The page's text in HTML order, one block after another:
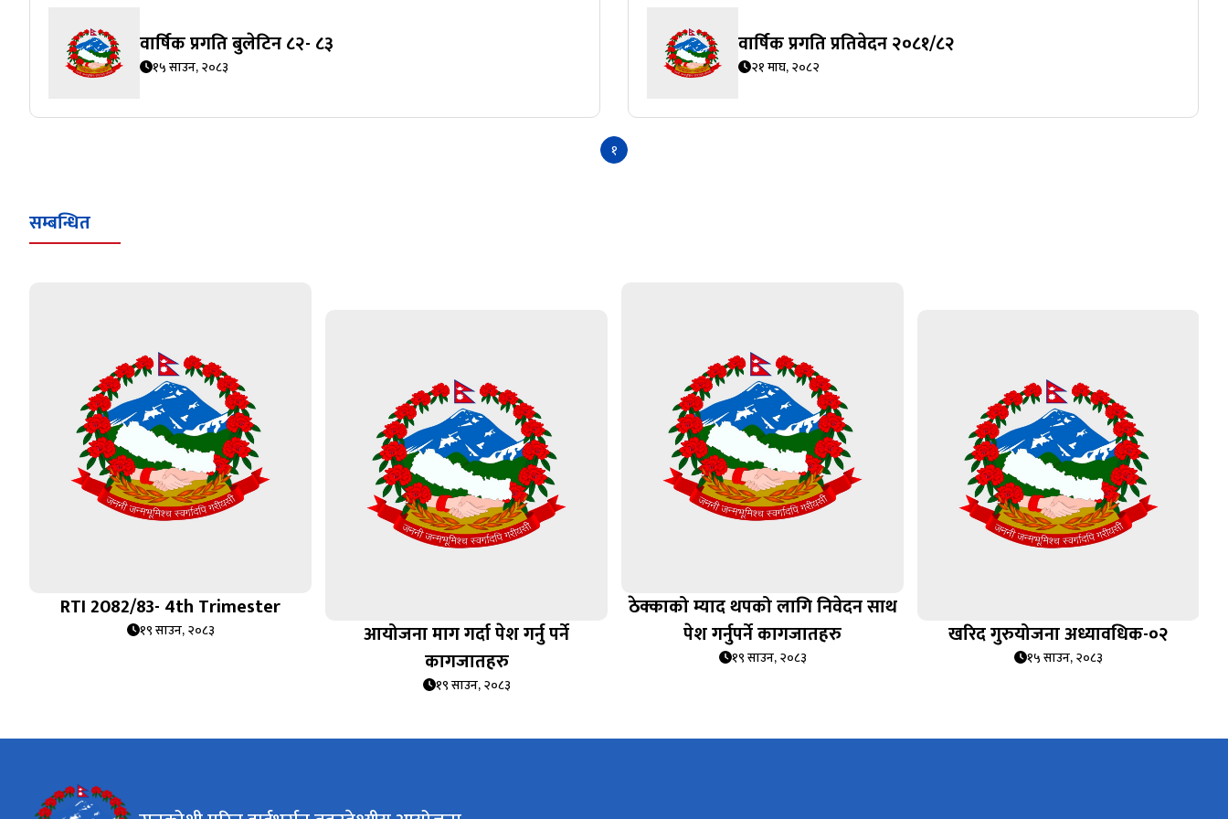
वार्षिक प्रगति बुलेटिन ८२- ८३
१५ साउन, २०८३
वार्षिक प्रगति प्रतिवेदन २०८१/८२
२१ माघ, २०८२
१
सम्बन्धित
RTI 2082/83- 4th Trimester
१९ साउन, २०८३
आयोजना माग गर्दा पेश गर्नु पर्ने
कागजातहरु
१९ साउन, २०८३
ठेक्काको म्याद थपको लागि निवेदन साथ
पेश गर्नुपर्ने कागजातहरु
१९ साउन, २०८३
खरिद गुरुयोजना अध्यावधिक-०२
१५ साउन, २०८३